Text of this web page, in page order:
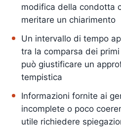
modifica della condotta
meritare un chiarimento
Un intervallo di tempo
tra la comparsa dei
può giustificare un
tempistica
Informazioni fornite ai
incomplete o poco
utile richiedere